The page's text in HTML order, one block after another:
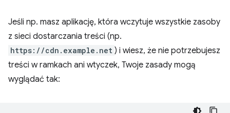
Jeśli np. masz aplikację, która wczytuje wszystkie zasoby
z sieci dostarczania treści (np.
https://cdn.example.net ) i wiesz, że nie potrzebujesz
treści w ramkach ani wtyczek, Twoje zasady mogą
wyglądać tak: